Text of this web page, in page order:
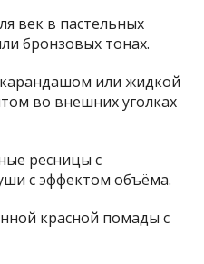
век в пастельных
бронзовых тонах.
или жидкой
во внешних уголках
ресницы с
с эффектом объёма.
красной помады с